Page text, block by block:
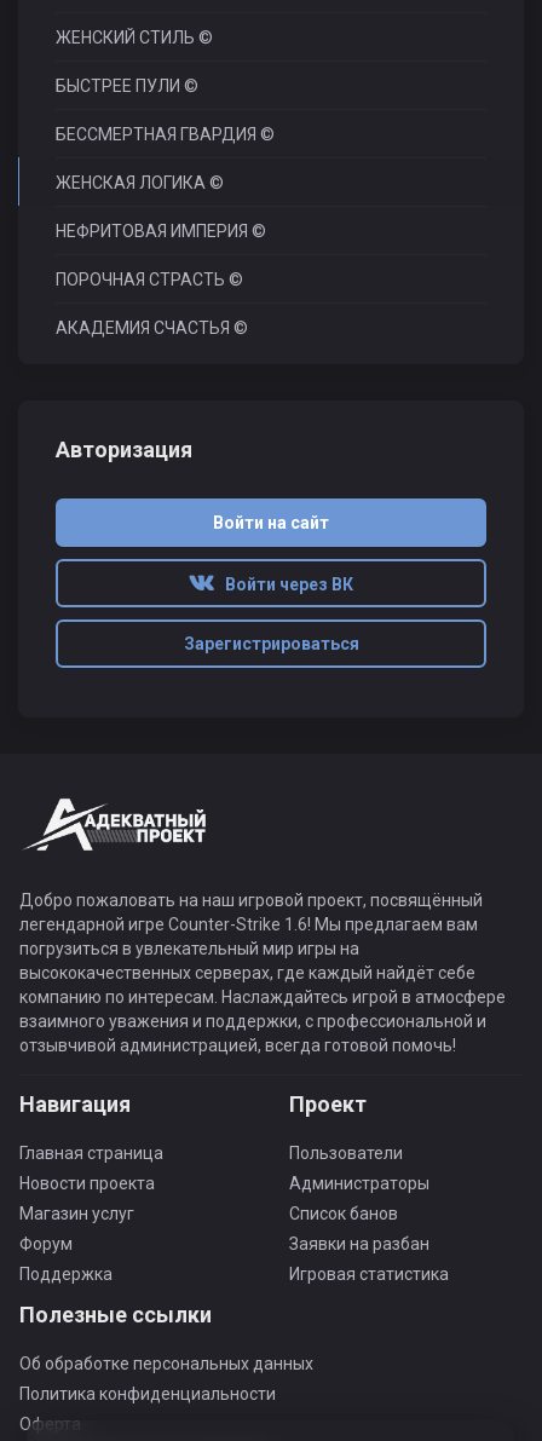
ЖЕНСКИЙ СТИЛЬ ©
БЫСТРЕЕ ПУЛИ ©
БЕССМЕРТНАЯ ГВАРДИЯ ©
ЖЕНСКАЯ ЛОГИКА ©
НЕФРИТОВАЯ ИМПЕРИЯ ©
ПОРОЧНАЯ СТРАСТЬ ©
АКАДЕМИЯ СЧАСТЬЯ ©
Авторизация
Войти на сайт
Войти через ВК
Зарегистрироваться
Добро пожаловать на наш игровой проект, посвящённый
легендарной игре Counter-Strike 1.6! Мы предлагаем вам
погрузиться в увлекательный мир игры на
высококачественных серверах, где каждый найдёт себе
компанию по интересам. Наслаждайтесь игрой в атмосфере
взаимного уважения и поддержки, с профессиональной и
отзывчивой администрацией, всегда готовой помочь!
Навигация
Главная страница
Новости проекта
Магазин услуг
Форум
Поддержка
Проект
Пользователи
Администраторы
Список банов
Заявки на разбан
Игровая статистика
Полезные ссылки
Об обработке персональных данных
Политика конфиденциальности
Оферта